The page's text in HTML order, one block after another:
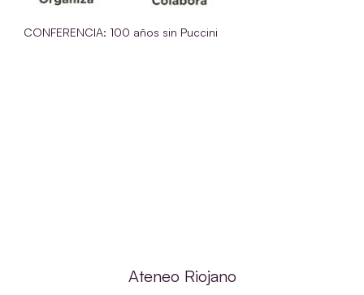
CONFERENCIA: 100 años sin Puccini
Ateneo Riojano